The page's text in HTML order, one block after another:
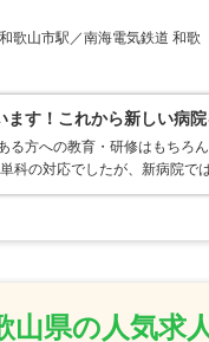
歌山市駅／南海電気鉄道 和歌
す！これから新しい病
る方への教育・研修はもちろ
科の対応でしたが、新病院
山県の人気求